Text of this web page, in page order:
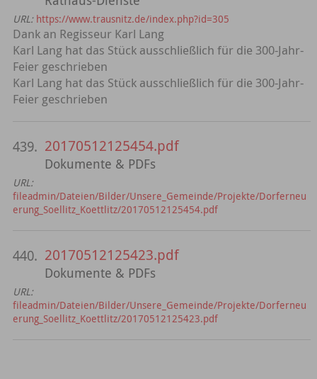
URL: https://www.trausnitz.de/index.php?id=305
Dank an Regisseur Karl Lang
Karl Lang hat das Stück ausschließlich für die 300-Jahr-
Feier geschrieben
Karl Lang hat das Stück ausschließlich für die 300-Jahr-
Feier geschrieben
439. 20170512125454.pdf
Dokumente & PDFs
URL:
fileadmin/Dateien/Bilder/Unsere_Gemeinde/Projekte/Dorferneu
erung_Soellitz_Koettlitz/20170512125454.pdf
440. 20170512125423.pdf
Dokumente & PDFs
URL:
fileadmin/Dateien/Bilder/Unsere_Gemeinde/Projekte/Dorferneu
erung_Soellitz_Koettlitz/20170512125423.pdf